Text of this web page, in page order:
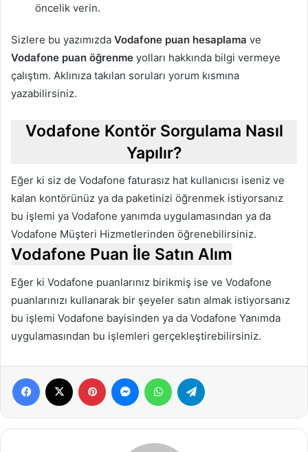
öncelik verin.
Sizlere bu yazımızda Vodafone puan hesaplama ve
Vodafone puan öğrenme yolları hakkında bilgi vermeye
çalıştım. Aklınıza takılan soruları yorum kısmına
yazabilirsiniz.
Vodafone Kontör Sorgulama Nasıl
Yapılır?
Eğer ki siz de Vodafone faturasız hat kullanıcısı iseniz ve
kalan kontörünüz ya da paketinizi öğrenmek istiyorsanız
bu işlemi ya Vodafone yanımda uygulamasından ya da
Vodafone Müşteri Hizmetlerinden öğrenebilirsiniz.
Vodafone Puan İle Satın Alım
Eğer ki Vodafone puanlarınız birikmiş ise ve Vodafone
puanlarınızı kullanarak bir şeyeler satın almak istiyorsanız
bu işlemi Vodafone bayisinden ya da Vodafone Yanımda
uygulamasından bu işlemleri gerçekleştirebilirsiniz.
Facebook Pinterest MessengerWhatsApp